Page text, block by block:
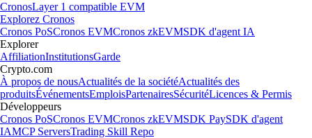
CronosLayer 1 compatible EVM
Explorez Cronos
Cronos PoSCronos EVMCronos zkEVMSDK d'agent IA
Explorer
AffiliationInstitutionsGarde
Crypto.com
À propos de nousActualités de la sociétéActualités des
produitsÉvénementsEmploisPartenairesSécuritéLicences & Permis
Développeurs
Cronos PoSCronos EVMCronos zkEVMSDK PaySDK d'agent
IAMCP ServersTrading Skill Repo